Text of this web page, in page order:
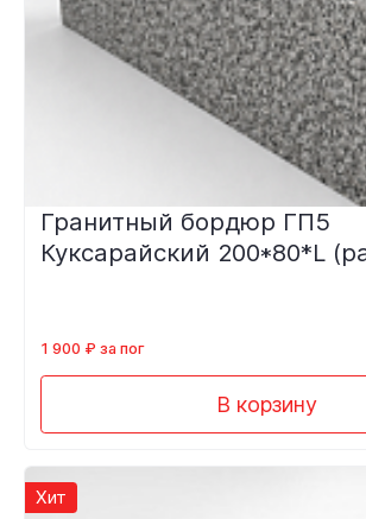
Гранитный бордюр ГП5
Куксарайский 200*80*L
1 900 ₽ за пог
В корзину
Хит